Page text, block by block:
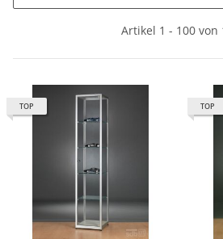
Artikel 1 - 100 von
TOP TOP